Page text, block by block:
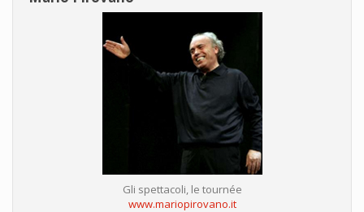
Gli spettacoli, le tournée
www.mariopirovano.it